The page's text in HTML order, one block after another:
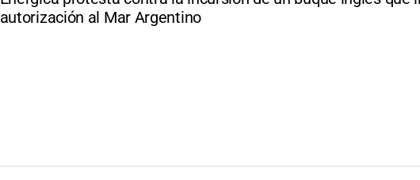
autorización al Mar Argentino